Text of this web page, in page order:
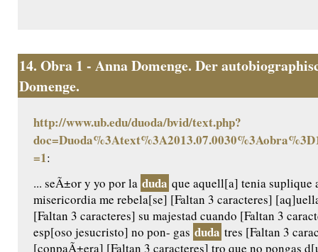
14. Obra 1 - Anna Domenge. Der
Domenge.
http://www.ub.edu/duoda/bvid/text.php?
=1:
... seÃ±or y yo por la duda que aquell[a] tenia suplique
misericordia me rebela[se] [Faltan 3 caracteres]
[Faltan 3 caracteres] su majestad cuando [Faltan 3
esp[oso jesucristo] no pon- gas duda tres [Faltan 3
[conpaÃ±era] [Faltan 3 caracteres] tro que no pongas